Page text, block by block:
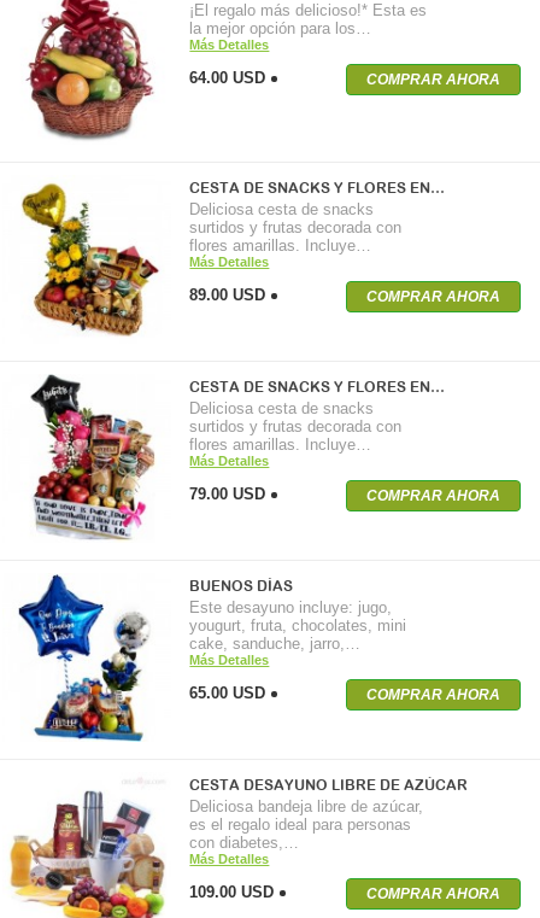
¡El regalo más delicioso!* Esta es
la mejor opción para los…
Más Detalles
64.00 USD COMPRAR AHORA
CESTA DE SNACKS Y FLORES EN…
Deliciosa cesta de snacks
surtidos y frutas decorada con
flores amarillas. Incluye…
Más Detalles
89.00 USD COMPRAR AHORA
CESTA DE SNACKS Y FLORES EN…
Deliciosa cesta de snacks
surtidos y frutas decorada con
flores amarillas. Incluye…
Más Detalles
79.00 USD COMPRAR AHORA
BUENOS DÍAS
Este desayuno incluye: jugo,
yougurt, fruta, chocolates, mini
cake, sanduche, jarro,…
Más Detalles
65.00 USD COMPRAR AHORA
CESTA DESAYUNO LIBRE DE AZÚCAR
Deliciosa bandeja libre de azúcar,
es el regalo ideal para personas
con diabetes,…
Más Detalles
109.00 USD COMPRAR AHORA